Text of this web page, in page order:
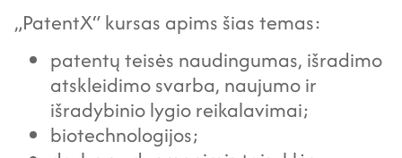
„PatentX“ kursas apims šias temas:
patentų teisės naudingumas, išradimo
atskleidimo svarba, naujumo ir
išradybinio lygio reikalavimai;
biotechnologijos;